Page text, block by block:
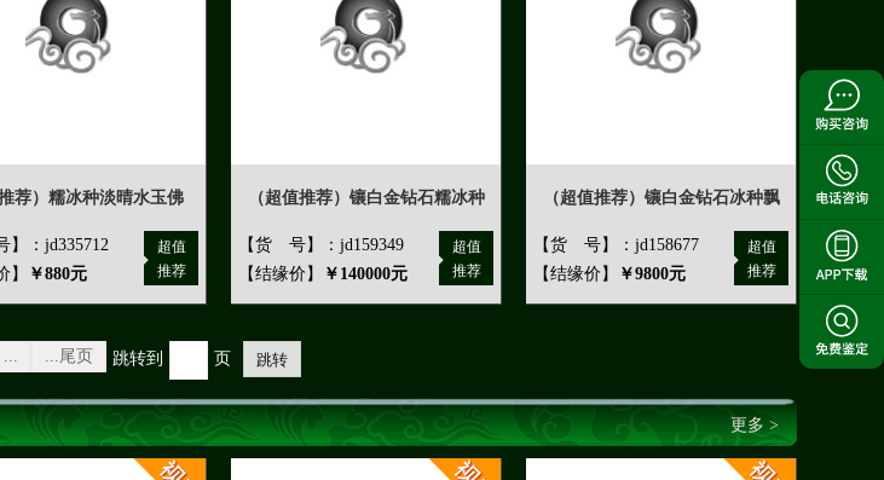
荐）糯冰种淡晴水玉佛
】：jd335712
】
￥880元
超值
推荐
（超值推荐）镶白金钻石糯冰种
【货 号】：jd159349
【结缘价】
￥140000元
超值
推荐
（超值推荐）镶白金钻石冰种飘
【货 号】：jd158677
【结缘价】
￥9800元
超值
推荐
... ...尾页 跳转到 页 跳转
更多 >